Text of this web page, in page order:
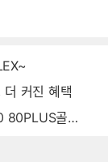
커진 혜택
러 ATX3.0 블랙